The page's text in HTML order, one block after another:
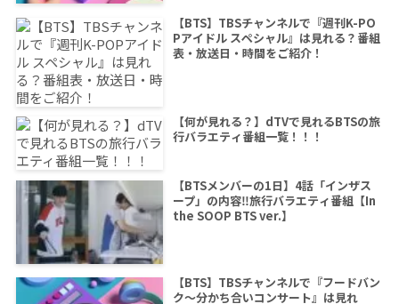
【BTS】TBSチャンネルで『週刊K-PO
Pアイドル スペシャル』は見れる？番組
表・放送日・時間をご紹介！
【何が見れる？】dTVで見れるBTSの旅
行バラエティ番組一覧！！！
【BTSメンバーの1日】4話「インザス
ープ」の内容‼旅行バラエティ番組【In
the SOOP BTS ver.】
【BTS】TBSチャンネルで『フードバン
ク～分かち合いコンサート』は見れ